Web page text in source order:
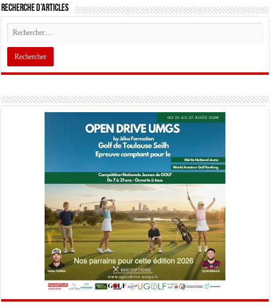
Recherche d’articles